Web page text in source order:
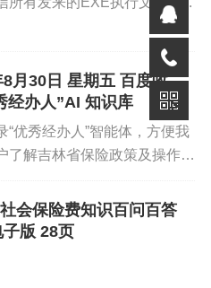
messagebox
load_workbook
root):
月30日 星期五 百度收
经办人”AI 知识库
“优秀经办人”智能体，方便我
了解吉林省保险政策及操作流
一讲诉。AI知识库已接入“你
办人”微信公众号，也可直接
会保险费知识百问百答
版 28页